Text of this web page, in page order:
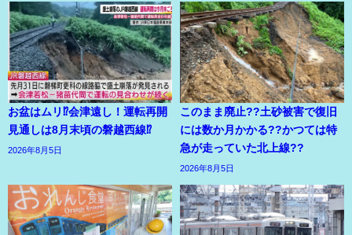
お盆はムリ⁉会津遠し！運転再開
見通しは8月末頃の磐越西線⁉
2026年8月5日
このまま廃止??土砂被害で復旧
には数か月かかる??かつては特
急が走っていた北上線??
2026年8月5日